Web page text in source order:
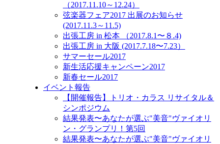
（2017.11.10～12.24）
弦楽器フェア2017 出展のお知らせ
(2017.11.3～11.5)
出張工房 in 松本 （2017.8.1〜８.4)
出張工房 in 大阪 (2017.7.18〜7.23）
サマーセール2017
新生活応援キャンペーン2017
新春セール2017
イベント報告
【開催報告】トリオ・カラス リサイタル＆
シンポジウム
結果発表〜あなたが選ぶ"美音"ヴァイオリ
ン・グランプリ！第5回
結果発表〜あなたが選ぶ"美音"ヴァイオリ